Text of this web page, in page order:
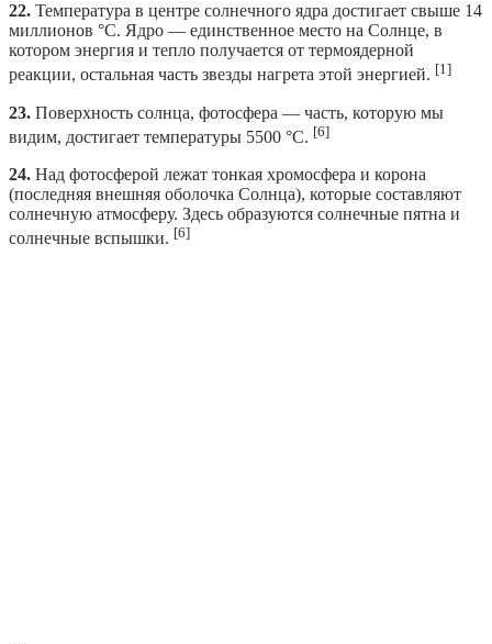
22. Температура в центре солнечного ядра достигает свыше 14
миллионов °C. Ядро — единственное место на Солнце, в
котором энергия и тепло получается от термоядерной
реакции, остальная часть звезды нагрета этой энергией. [1]
23. Поверхность солнца, фотосфера — часть, которую мы
видим, достигает температуры 5500 °C. [6]
24. Над фотосферой лежат тонкая хромосфера и корона
(последняя внешняя оболочка Солнца), которые составляют
солнечную атмосферу. Здесь образуются солнечные пятна и
солнечные вспышки. [6]